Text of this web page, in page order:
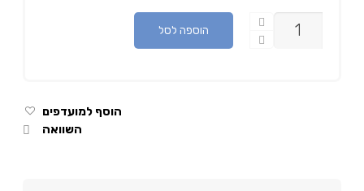
כמות
הוספה לסל
הוסף למועדפים
השוואה